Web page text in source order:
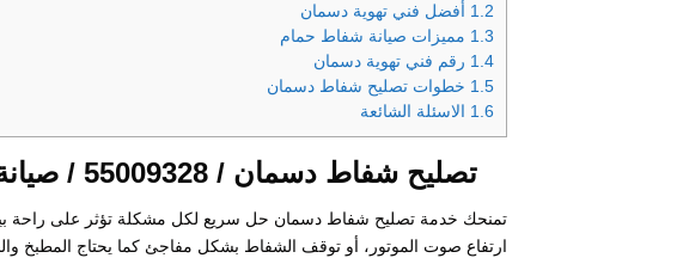
1.2 أفضل فني تهوية دسمان
1.3 مميزات صيانة شفاط حمام
1.4 رقم فني تهوية دسمان
1.5 خطوات تصليح شفاط دسمان
1.6 الاسئلة الشائعة
تصليح شفاط دسمان / 55009328 / صيانة شفاط حمام / فني تهوية دسمان
تمنحك خدمة تصليح شفاط دسمان حل سريع لكل مشكلة تؤثر على راحة
ارتفاع صوت الموتور، أو توقف الشفاط بشكل مفاجئ كما يحتاج المطبخ